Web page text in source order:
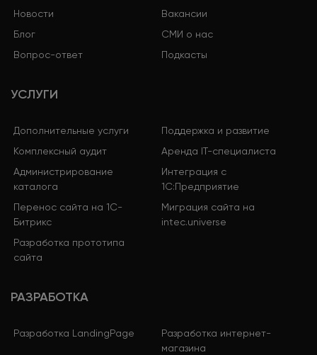
Новости
Вакансии
Блог
СМИ о нас
Вопрос-ответ
Подкасты
УСЛУГИ
Дополнительные услуги
Поддержка и развитие
Комплексный аудит
Аренда IT-специалиста
Администрирование
каталога
Интеграция с
1С:Предприятие
Перенос сайта на 1С-
Битрикс
Миграция сайта на
intec.universe
Разработка прототипа
сайта
РАЗРАБОТКА
Разработка LandingPage
Разработка интернет-
магазина